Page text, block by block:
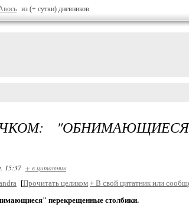
из (+ сутки) дневников
15:37 + в цитатник
[Прочитать целиком + В свой цитатник или
перекрещенные столбики.